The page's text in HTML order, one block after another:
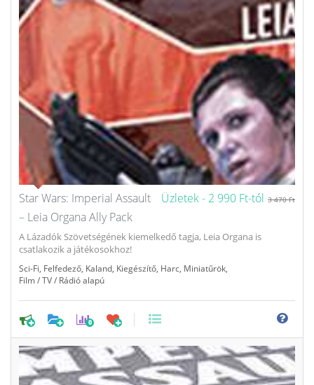
Üzletek - 2 990 Ft-tól 3 470 Ft
Star Wars: Imperial Assault
– Leia Organa Ally Pack
A Lázadók Szövetségének kiemelkedő tagja, Leia Organa is
csatlakozik a játékosokhoz!
Sci-Fi, Felfedező, Kaland, Kiegészítő, Harc, Miniatűrök,
Film / TV / Rádió alapú
0